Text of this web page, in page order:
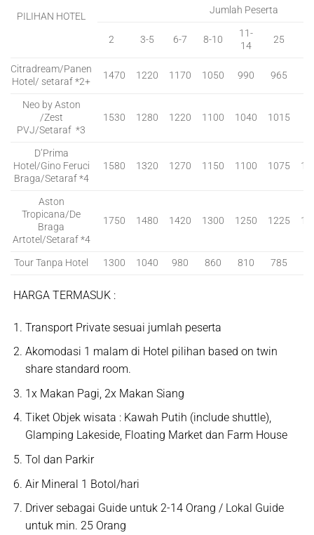
PILIHAN HOTEL
Jumlah Peserta
2 3-5 6-7 8-10
11-
14
25
Citradream/Panen
Hotel/ setaraf *2+
1470 1220 1170 1050 990 965
Neo by Aston
/Zest
PVJ/Setaraf *3
1530 1280 1220 1100 1040 1015
D’Prima
Hotel/Gino Feruci
Braga/Setaraf *4
1580 1320 1270 1150 1100 1075
Aston
Tropicana/De
Braga
Artotel/Setaraf *4
1750 1480 1420 1300 1250 1225
Tour Tanpa Hotel 1300 1040 980 860 810 785
HARGA TERMASUK :
Transport Private sesuai jumlah peserta
Akomodasi 1 malam di Hotel pilihan based on twin
share standard room.
1x Makan Pagi, 2x Makan Siang
Tiket Objek wisata : Kawah Putih (include shuttle),
Glamping Lakeside, Floating Market dan Farm House
Tol dan Parkir
Air Mineral 1 Botol/hari
Driver sebagai Guide untuk 2-14 Orang / Lokal Guide
untuk min. 25 Orang